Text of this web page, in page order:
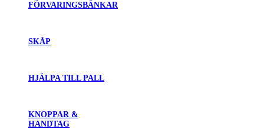
FÖRVARINGSBÄNKAR
SKÅP
HJÄLPA TILL PALL
KNOPPAR &
HANDTAG